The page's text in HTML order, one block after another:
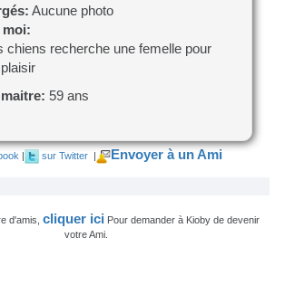
Aucune photo
moi:
chiens recherche une femelle pour
59 ans
| sur Twitter | Envoyer à un Ami
d'amis, cliquer ici Pour demander à Kioby de devenir
votre Ami.